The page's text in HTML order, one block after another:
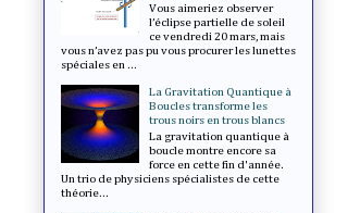
Vous aimeriez observer
l’éclipse partielle de soleil
ce vendredi 20 mars, mais
vous n’avez pas pu vous procurer les lunettes
spéciales en ...
La Gravitation Quantique à
Boucles transforme les
trous noirs en trous blancs
La gravitation quantique à
boucle montre encore sa
force en cette fin d'année.
Un trio de physiciens spécialistes de cette
théorie...